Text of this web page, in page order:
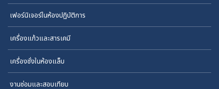
เฟอร์นิเจอร์ในห้องปฏิบัติการ
เครื่องแก้วและสารเคมี
เครื่องชั่งในห้องแล็บ
งานซ่อมและสอบเทียบ